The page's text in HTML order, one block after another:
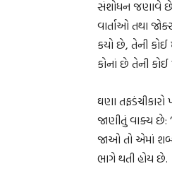
સંશોધન જણાવે છે
વાર્તાઓ તથા
કયો છે, તેની
કોનાં છે તેની કોઈ
ઘણા તફડંચીકારો
જાણીતું વાક્ય છે:
જાઓ તો એમાં
ભાગે થતી હોય છે.